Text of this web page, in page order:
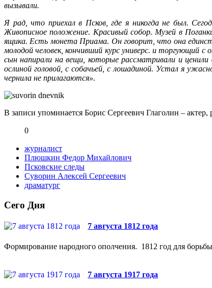
вызывали.
Я рад, что приехал в Псков, где я никогда не был.
Живописное положение. Красивый собор. Музей в
ящика. Есть монета Приама. Он говорит, что она
молодой человек, кончивший курс универс. и торгующий
сын напирали на вещи, которые рассматривали и ценили
ослиной головой, с собачьей, с лошадиной. Устал я
чернила не прилагаются».
В записи упоминается Борис Сергеевич Глаголин –
0
журналист
Плюшкин Федор Михайлович
Псковские следы
Суворин Алексей Сергеевич
драматург
Сего Дня
7 августа 1812 года
Формирование народного ополчения. 1812 год для
7 августа 1917 года